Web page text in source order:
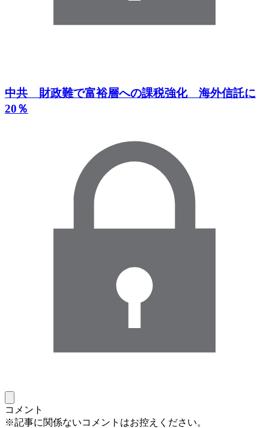
中共 財政難で富裕層への課税強化 海外信託に
20％
コメント
※記事に関係ないコメントはお控えください。